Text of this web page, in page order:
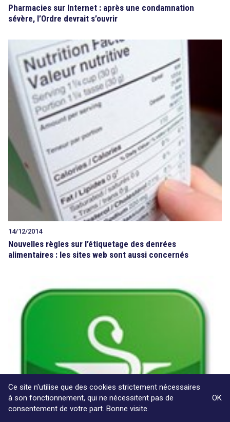
Pharmacies sur Internet : après une condamnation
sévère, l’Ordre devrait s’ouvrir
14/12/2014
Nouvelles règles sur l’étiquetage des denrées
alimentaires : les sites web sont aussi concernés
Ce site n'utilise que des cookies strictement nécessaires
à son fonctionnement, qui ne nécessitent pas de
consentement de votre part. Bonne visite.
OK